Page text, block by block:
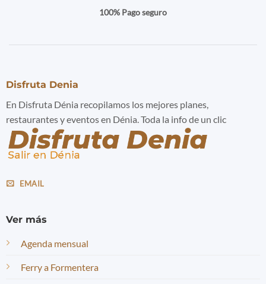
100% Pago seguro
Disfruta Denia
En Disfruta Dénia recopilamos los mejores planes,
restaurantes y eventos en Dénia. Toda la info de un clic
EMAIL
Ver más
Agenda mensual
Ferry a Formentera